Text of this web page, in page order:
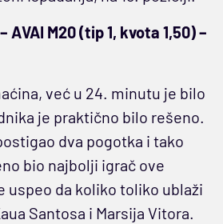
AVAI M20 (tip 1, kvota 1,50) –
već u 24. minutu je bilo
je praktično bilo rešeno.
dva pogotka i tako
bio najbolji igrač ove
uspeo da koliko toliko ublaži
Santosa i Marsija Vitora.